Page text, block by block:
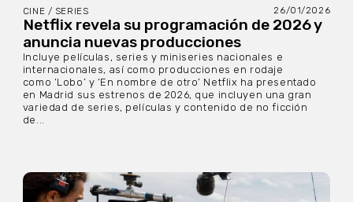
CINE / SERIES 26/01/2026
Netflix revela su programación de 2026 y
anuncia nuevas producciones
Incluye películas, series y miniseries nacionales e
internacionales, así como producciones en rodaje
como ‘Lobo’ y ‘En nombre de otro’ Netflix ha presentado
en Madrid sus estrenos de 2026, que incluyen una gran
variedad de series, películas y contenido de no ficción
de...